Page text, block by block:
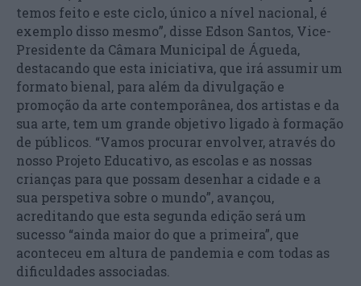
temos feito e este ciclo, único a nível nacional, é
exemplo disso mesmo”, disse Edson Santos, Vice-
Presidente da Câmara Municipal de Águeda,
destacando que esta iniciativa, que irá assumir um
formato bienal, para além da divulgação e
promoção da arte contemporânea, dos artistas e da
sua arte, tem um grande objetivo ligado à formação
de públicos. “Vamos procurar envolver, através do
nosso Projeto Educativo, as escolas e as nossas
crianças para que possam desenhar a cidade e a
sua perspetiva sobre o mundo”, avançou,
acreditando que esta segunda edição será um
sucesso “ainda maior do que a primeira”, que
aconteceu em altura de pandemia e com todas as
dificuldades associadas.